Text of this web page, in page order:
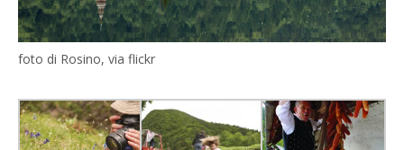
foto di Rosino, via flickr